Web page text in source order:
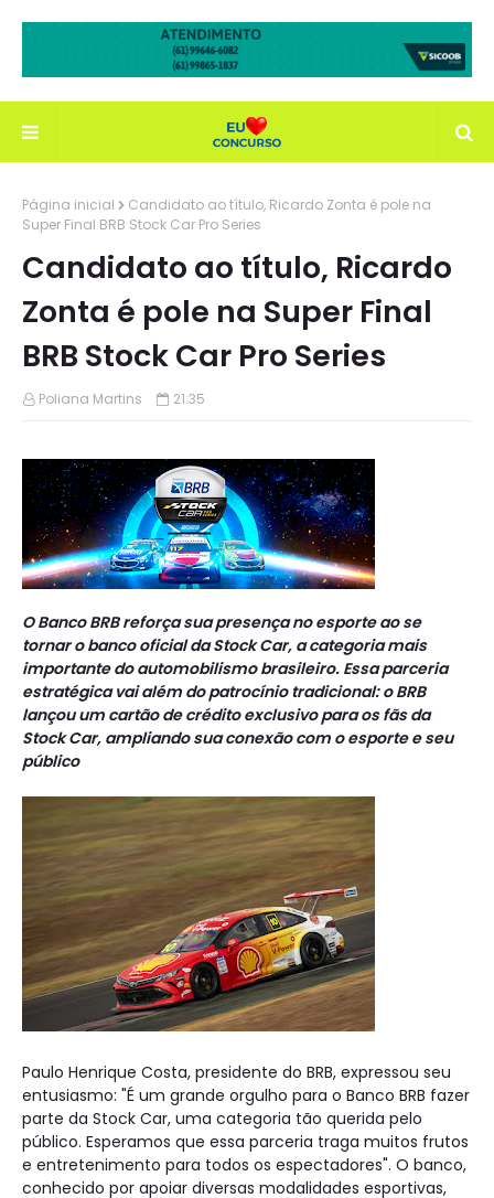
Página inicial
Candidato ao título, Ricardo Zonta é pole na
Super Final BRB Stock Car Pro Series
Candidato ao título, Ricardo
Zonta é pole na Super Final
BRB Stock Car Pro Series
Poliana Martins 21:35
O Banco BRB reforça sua presença no esporte ao se
tornar o banco oficial da Stock Car, a categoria mais
importante do automobilismo brasileiro. Essa parceria
estratégica vai além do patrocínio tradicional: o BRB
lançou um cartão de crédito exclusivo para os fãs da
Stock Car, ampliando sua conexão com o esporte e seu
público
Paulo Henrique Costa, presidente do BRB, expressou seu
entusiasmo: "É um grande orgulho para o Banco BRB fazer
parte da Stock Car, uma categoria tão querida pelo
público. Esperamos que essa parceria traga muitos frutos
e entretenimento para todos os espectadores". O banco,
conhecido por apoiar diversas modalidades esportivas,